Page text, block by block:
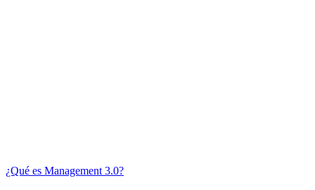
¿Qué es Management 3.0?